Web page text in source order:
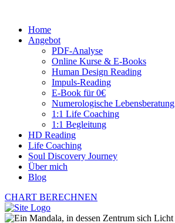
Home
Angebot
PDF-Analyse
Online Kurse & E-Books
Human Design Reading
Impuls-Reading
E-Book für 0€
Numerologische Lebensberatung
1:1 Life Coaching
1:1 Begleitung
HD Reading
Life Coaching
Soul Discovery Journey
Über mich
Blog
CHART BERECHNEN